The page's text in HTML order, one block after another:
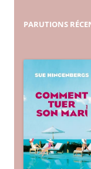
PARUTIONS